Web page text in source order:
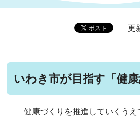
更
いわき市が目指す「健
健康づくりを推進していくうえ